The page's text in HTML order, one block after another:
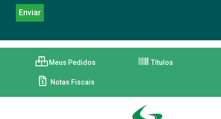
Meus Pedidos Títulos
Notas Fiscais